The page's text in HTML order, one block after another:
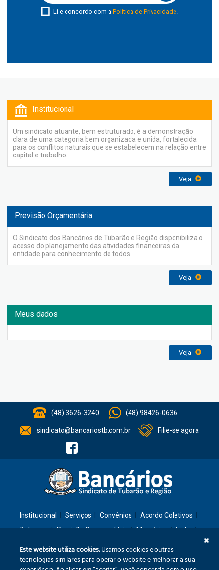
Li e concordo com a Política de Privacidade.
Institucional
Um sindicato atuante, bem estruturado, é a demonstração
clara de uma categoria bem organizada e unida, fortalecida
para os conflitos naturais que se estabelecem na relação entre
capital e trabalho.
Veja
Previsão Orçamentária
O Sindicato dos Bancários de Tubarão e Região disponibiliza o
acesso do planejamento das atividades financeiras da
entidade para conhecimento de todos.
Veja
Meus dados
Veja
(48) 3626-3240 (48) 98426-0636
sindicato@bancariostb.com.br Filie-se agora
Institucional Serviços Convênios
Acordo Coletivos
Balanços
Previsão Orçamentária Memórias
Links
Este website utiliza cookies.Usamos cookies e outras
tecnologias similares para operar o website e melhorar a sua